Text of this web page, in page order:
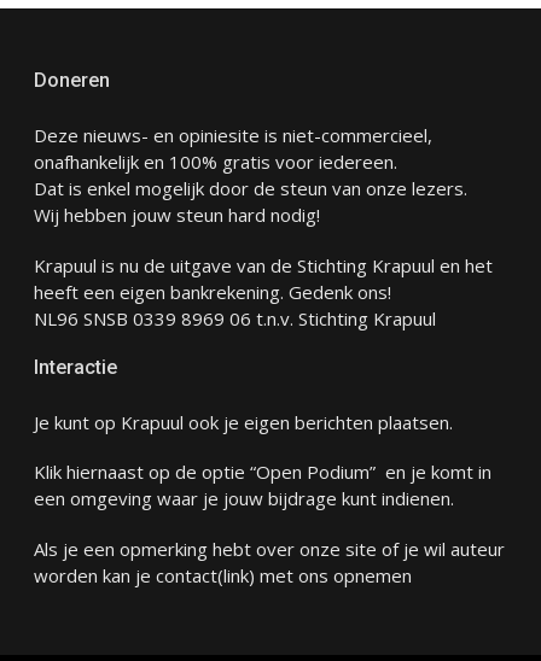
Doneren
Deze nieuws- en opiniesite is niet-commercieel,
onafhankelijk en 100% gratis voor iedereen.
Dat is enkel mogelijk door de steun van onze lezers.
Wij hebben jouw steun hard nodig!
Krapuul is nu de uitgave van de Stichting Krapuul en het
heeft een eigen bankrekening. Gedenk ons!
NL96 SNSB 0339 8969 06 t.n.v. Stichting Krapuul
Interactie
Je kunt op Krapuul ook je eigen berichten plaatsen.
Klik hiernaast op de optie “Open Podium” en je komt in
een omgeving waar je jouw bijdrage kunt indienen.
Als je een opmerking hebt over onze site of je wil auteur
worden kan je contact(link) met ons opnemen